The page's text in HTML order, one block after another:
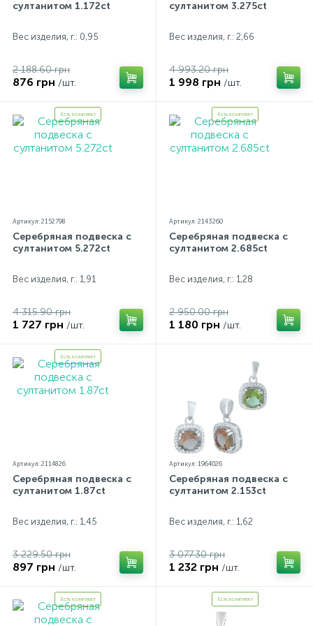
султанитом 1.172ct
Вес изделия, г.: 0,95
2 188.60 грн
876 грн /шт.
султанитом 3.275ct
Вес изделия, г.: 2,66
4 993.20 грн
1 998 грн /шт.
Есть комплект
Артикул: 2152798
Серебряная подвеска с
султанитом 5.272ct
Вес изделия, г.: 1,91
4 315.90 грн
1 727 грн /шт.
Есть комплект
Артикул: 2143260
Серебряная подвеска с
султанитом 2.685ct
Вес изделия, г.: 1,28
2 950.00 грн
1 180 грн /шт.
Есть комплект
Артикул: 2114826
Серебряная подвеска с
султанитом 1.87ct
Вес изделия, г.: 1,45
3 229.50 грн
897 грн /шт.
Артикул: 1964026
Серебряная подвеска с
султанитом 2.153ct
Вес изделия, г.: 1,62
3 077.30 грн
1 232 грн /шт.
Есть комплект Есть комплект